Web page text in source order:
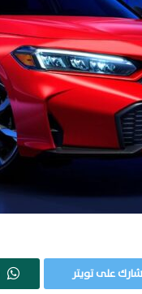
شارك على تويتر